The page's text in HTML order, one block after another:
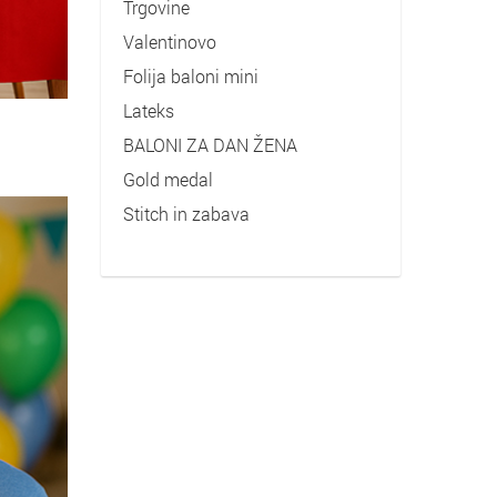
Trgovine
Valentinovo
Folija baloni mini
Lateks
BALONI ZA DAN ŽENA
Gold medal
Stitch in zabava